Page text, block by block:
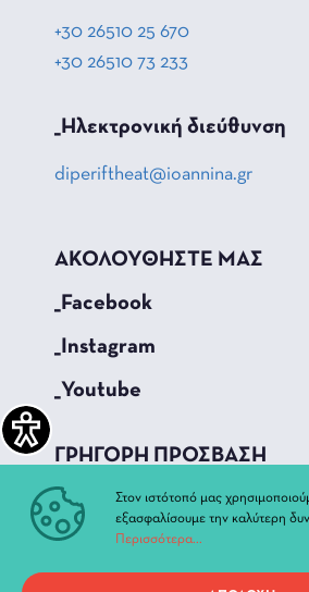
+30 26510 25 670
+30 26510 73 233
_Hλεκτρονική διεύθυνση
diperiftheat@ioannina.gr
ΑΚΟΛΟΥΘΗΣΤΕ ΜΑΣ
_Facebook
_Instagram
_Youtube
ΓΡΗΓΟΡΗ ΠΡΟΣΒΑΣΗ
Τρέχουσες Παραστάσεις
Αρχείο Παραστάσεων
Στον ιστότοπό μας
εξασφαλίσουμε την καλύτερη
Περισσότερα...